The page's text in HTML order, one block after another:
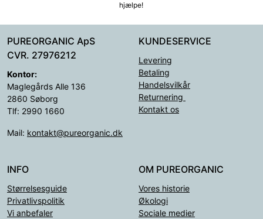
hjælpe!
PUREORGANIC ApS
CVR. 27976212
Kontor:
Maglegårds Alle 136
2860 Søborg
Tlf: 2990 1660
Mail: kontakt@pureorganic.dk
KUNDESERVICE
Levering
Betaling
Handelsvilkår
Returnering
Kontakt os
INFO
Størrelsesguide
Privatlivspolitik
Vi anbefaler
OM PUREORGANIC
Vores historie
Økologi
Sociale medier